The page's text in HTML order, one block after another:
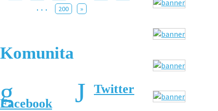
... 200 »
Komunita
Facebook
Twitter